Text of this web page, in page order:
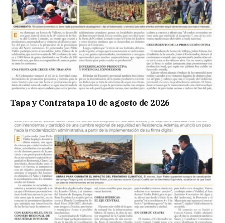
Tapa y Contratapa 10 de agosto de 2026